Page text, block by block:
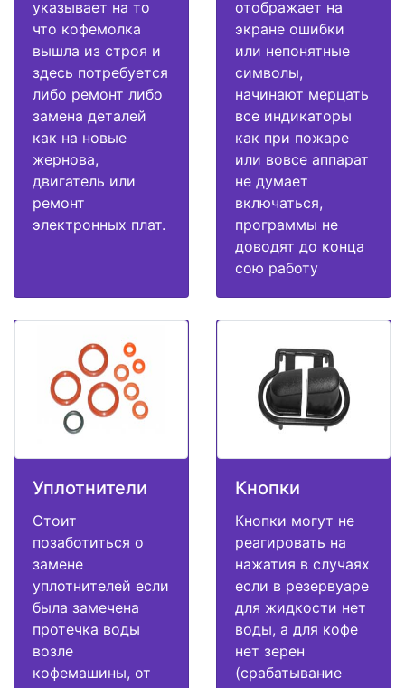
указывает на то
что кофемолка
вышла из строя и
здесь потребуется
либо ремонт либо
замена деталей
как на новые
жернова,
двигатель или
ремонт
электронных плат.
отображает на
экране ошибки
или непонятные
символы,
начинают мерцать
все индикаторы
как при пожаре
или вовсе аппарат
не думает
включаться,
программы не
доводят до конца
сою работу
Уплотнители
Стоит
позаботиться о
замене
уплотнителей если
была замечена
протечка воды
возле
кофемашины, от
Кнопки
Кнопки могут не
реагировать на
нажатия в случаях
если в резервуаре
для жидкости нет
воды, а для кофе
нет зерен
(срабатывание